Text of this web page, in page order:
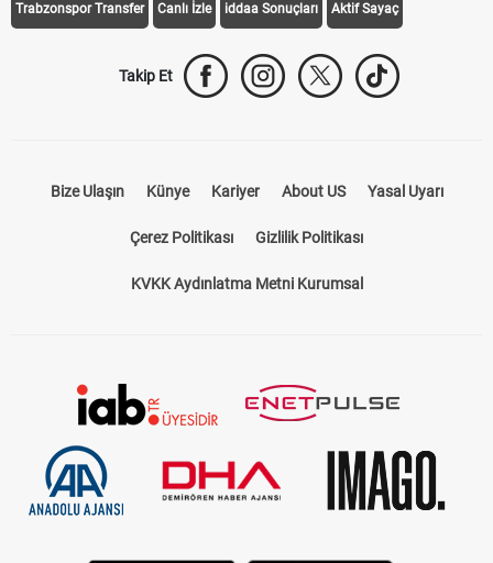
Trabzonspor Transfer Canlı İzle iddaa Sonuçları Aktif Sayaç
Takip Et
Bize Ulaşın Künye Kariyer About US Yasal Uyarı
Çerez Politikası Gizlilik Politikası
KVKK Aydınlatma Metni Kurumsal